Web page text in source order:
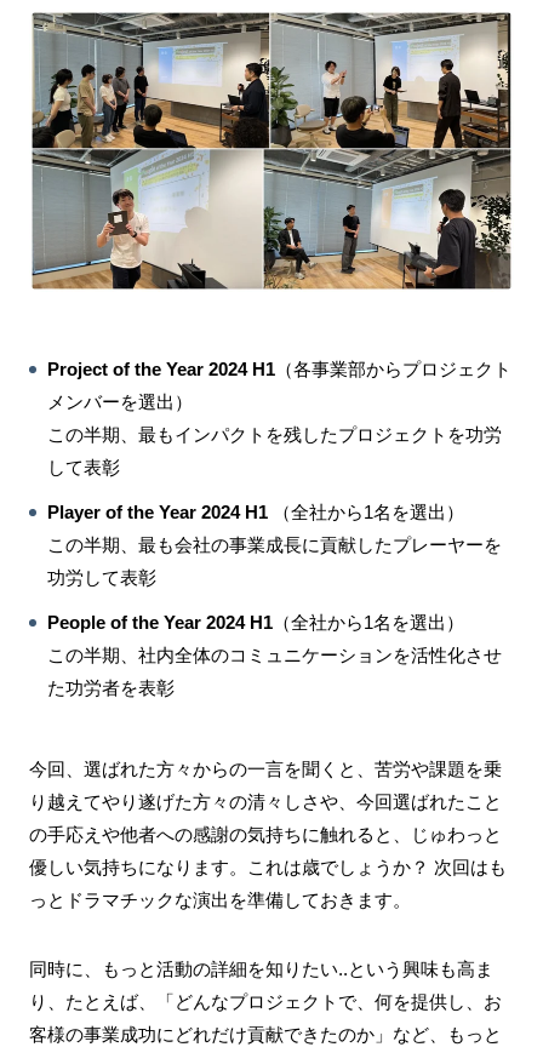
Project of the Year 2024 H1（各事業部からプロジェクト
メンバーを選出）
この半期、最もインパクトを残したプロジェクトを功労
して表彰
Player of the Year 2024 H1
（全社から1名を選出）
この半期、最も会社の事業成長に貢献したプレーヤーを
功労して表彰
People of the Year 2024 H1（全社から1名を選出）
この半期、社内全体のコミュニケーションを活性化させ
た功労者を表彰
今回、選ばれた方々からの一言を聞くと、苦労や課題を乗
り越えてやり遂げた方々の清々しさや、今回選ばれたこと
の手応えや他者への感謝の気持ちに触れると、じゅわっと
優しい気持ちになります。これは歳でしょうか？ 次回はも
っとドラマチックな演出を準備しておきます。
同時に、もっと活動の詳細を知りたい..という興味も高ま
り、たとえば、「どんなプロジェクトで、何を提供し、お
客様の事業成功にどれだけ貢献できたのか」など、もっと